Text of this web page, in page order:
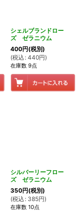
シェルブランドロー
ズ ゼラニウム
400円(税別)
(税込 : 440円)
在庫数 9点
シルバーリーフロー
ズ ゼラニウム
350円(税別)
(税込 : 385円)
在庫数 10点